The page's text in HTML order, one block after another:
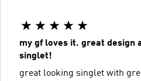
my gf loves it. great design
singlet!
great looking singlet with